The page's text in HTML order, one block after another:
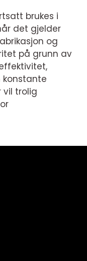
brukes i
det gjelder
og
på grunn av
trolig